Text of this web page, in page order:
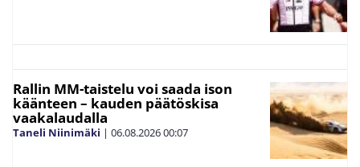
Rallin MM-taistelu voi saada ison
käänteen – kauden päätöskisa
vaakalaudalla
Taneli Niinimäki | 06.08.202600:07